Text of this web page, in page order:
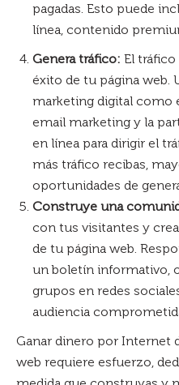
pagadas. Esto puede
línea, contenido
Genera tráfico: El
éxito de tu página web.
marketing digital como
email marketing y la
en línea para dirigir el
más tráfico recibas,
oportunidades de
Construye una
con tus visitantes y
de tu página web.
un boletín informativo,
grupos en redes
audiencia
Ganar dinero por Internet
web requiere esfuerzo,